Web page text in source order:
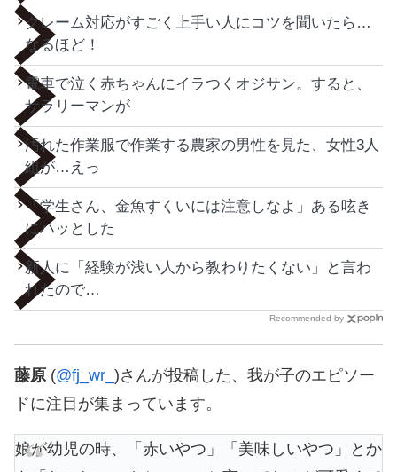
クレーム対応がすごく上手い人にコツを聞いたら…
なるほど！
電車で泣く赤ちゃんにイラつくオジサン。すると、
サラリーマンが
汚れた作業服で作業する農家の男性を見た、女性3人
組が…えっ
「学生さん、金魚すくいには注意しなよ」ある呟き
にハッとした
新人に「経験が浅い人から教わりたくない」と言わ
れたので…
Recommended by
藤原 (@fj_wr_ )さんが投稿した、我が子のエピソー
ドに注目が集まっています。
娘が幼児の時、「赤いやつ」「美味しいやつ」とか